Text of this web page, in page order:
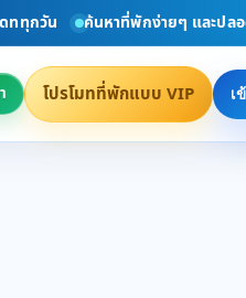
กวัน ค้นหาที่พักง่ายๆ และปลอด
โปรโมทที่พักแบบ VIP เ